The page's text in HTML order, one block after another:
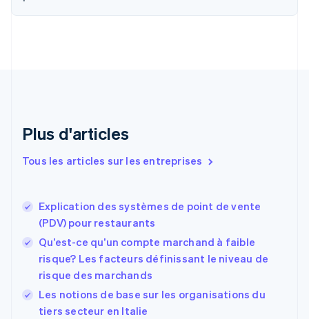
Plus d'articles
Tous les articles sur les entreprises
Explication des systèmes de point de vente
(PDV) pour restaurants
Qu’est-ce qu’un compte marchand à faible
risque? Les facteurs définissant le niveau de
risque des marchands
Les notions de base sur les organisations du
tiers secteur en Italie
Espagne
Estonie
EnglishEspañol简体中文
Finlande
English
France
Français English
Gibraltar
English
Grèce